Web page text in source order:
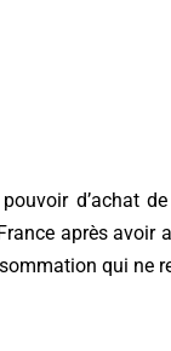
d’achat
après avoir
qui ne